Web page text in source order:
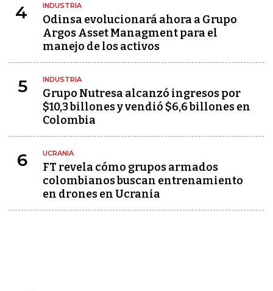
4 INDUSTRIA
Odinsa evolucionará ahora a Grupo
Argos Asset Managment para el
manejo de los activos
5 INDUSTRIA
Grupo Nutresa alcanzó ingresos por
$10,3 billones y vendió $6,6 billones en
Colombia
6 UCRANIA
FT revela cómo grupos armados
colombianos buscan entrenamiento
en drones en Ucrania